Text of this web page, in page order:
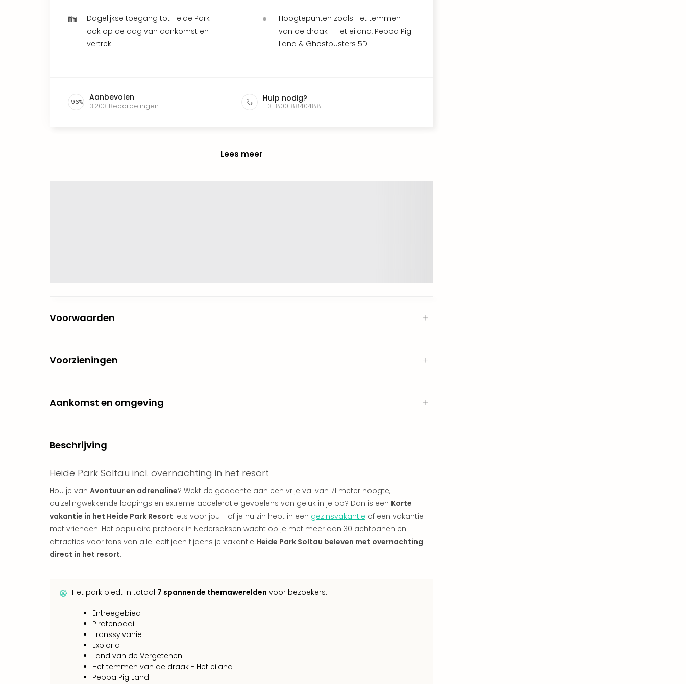
Dagelijkse toegang tot Heide Park -
ook op de dag van aankomst en
vertrek
Hoogtepunten zoals Het temmen
van de draak - Het eiland, Peppa Pig
Land & Ghostbusters 5D
96% Aanbevolen
3.203 Beoordelingen
Hulp nodig?
+31 800 8840488
Lees meer
Voorwaarden
Voorzieningen
Aankomst en omgeving
Beschrijving
Heide Park Soltau incl. overnachting in het resort
Hou je van Avontuur en adrenaline? Wekt de gedachte aan een vrije val van 71 meter hoogte,
duizelingwekkende loopings en extreme acceleratie gevoelens van geluk in je op? Dan is een Korte
vakantie in het Heide Park Resort iets voor jou - of je nu zin hebt in een gezinsvakantie of een vakantie
met vrienden. Het populaire pretpark in Nedersaksen wacht op je met meer dan 30 achtbanen en
attracties voor fans van alle leeftijden tijdens je vakantie Heide Park Soltau beleven met overnachting
direct in het resort.
Het park biedt in totaal 7 spannende themawerelden voor bezoekers:
Entreegebied
Piratenbaai
Transsylvanië
Exploria
Land van de Vergetenen
Het temmen van de draak - Het eiland
Peppa Pig Land